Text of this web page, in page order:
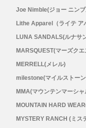
BananaGO
メンズ
レディース
Joe Nimble(ジョー ニン
Lithe Apparel（ライテ ア
LUNA SANDALS(ルナサ
MARSQUEST(マーズクエ
MERRELL(メレル)
milestone(マイルストー
MMA(マウンテンマーシャ
MOUNTAIN HARD
MYSTERY RANCH (ミス